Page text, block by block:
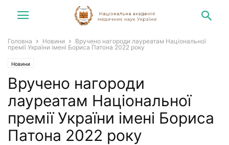
Головна Новини
Вручено нагороди лауреатам Національної
премії України імені Бориса Патона 2022 року
Новини
Вручено нагороди
лауреатам Національної
премії України імені Бориса
Патона 2022 року